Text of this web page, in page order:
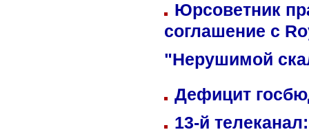
Юрсоветник
соглашение с
"Нерушимой
Дефицит
13-й